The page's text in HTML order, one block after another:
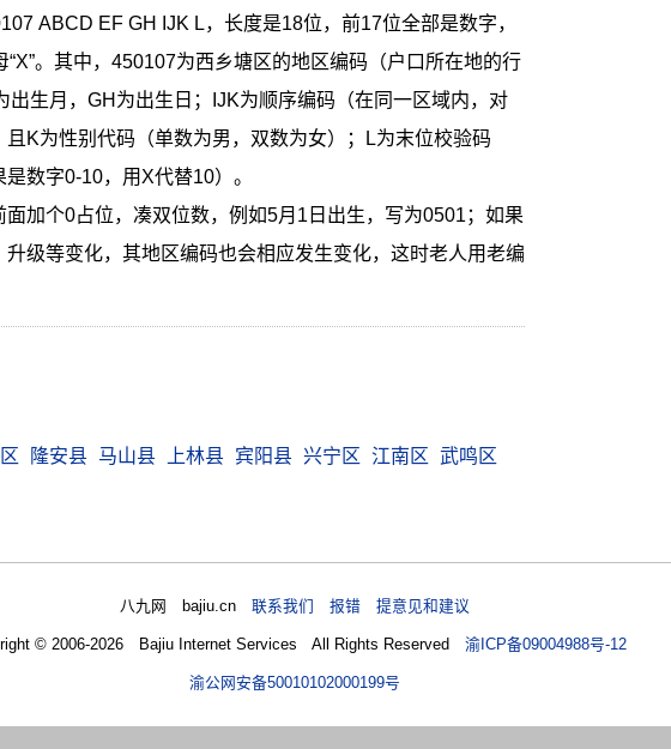
ABCD EF GH IJK L，长度是18位，前17位全部是数字，
。其中，450107为西乡塘区的地区编码（户口所在地的行
生月，GH为出生日；IJK为顺序编码（在同一区域内，对
K为性别代码（单数为男，双数为女）；L为末位校验码
数字0-10，用X代替10）。
加个0占位，凑双位数，例如5月1日出生，写为0501；如果
级等变化，其地区编码也会相应发生变化，这时老人用老编
隆安县 马山县 上林县 宾阳县 兴宁区 江南区 武鸣区
八九网 bajiu.cn联系我们 报错 提意见和建议
© 2006-2026 Bajiu Internet Services All Rights Reserved 渝ICP备09004988号-12
渝公网安备50010102000199号